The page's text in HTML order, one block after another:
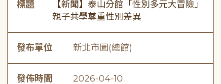
標題
【新聞】泰山分館「性別多元大冒險」
親子共學尊重性別差異
發布單位 新北市圖(總館)
發佈時間 2026-04-10